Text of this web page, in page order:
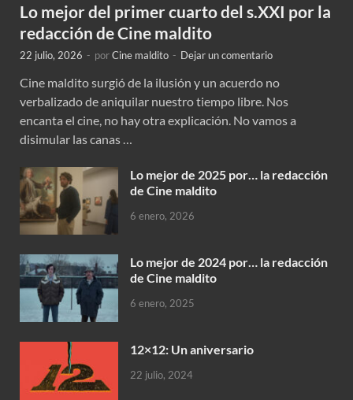
Lo mejor del primer cuarto del s.XXI por la
redacción de Cine maldito
22 julio, 2026 - porCine maldito - Dejar un comentario
Cine maldito surgió de la ilusión y un acuerdo no
verbalizado de aniquilar nuestro tiempo libre. Nos
encanta el cine, no hay otra explicación. No vamos a
disimular las canas …
Lo mejor de 2025 por… la redacción
de Cine maldito
6 enero, 2026
Lo mejor de 2024 por… la redacción
de Cine maldito
6 enero, 2025
12×12: Un aniversario
22 julio, 2024